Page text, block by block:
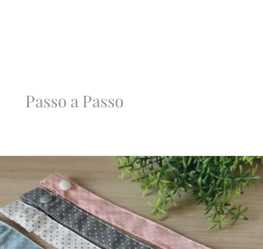
Passo a Passo